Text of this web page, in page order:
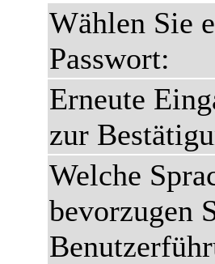
Wählen Sie
Passwort:
Erneute
zur
Welche
bevorzugen